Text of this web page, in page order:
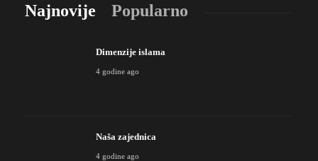
Najnovije Popularno
Dimenzije islama
4 godine ago
Naša zajednica
4 godine ago